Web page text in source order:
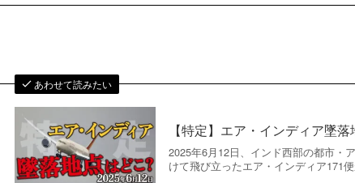
あわせて読みたい
【特定】エア・インディア墜
2025年6月12日、インド西部の都市・
けて飛び立ったエア・インディア171